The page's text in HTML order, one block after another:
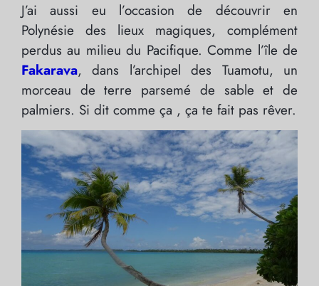
J’ai aussi eu l’occasion de découvrir en
Polynésie des lieux magiques, complément
perdus au milieu du Pacifique. Comme l’île de
Fakarava, dans l’archipel des Tuamotu, un
morceau de terre parsemé de sable et de
palmiers. Si dit comme ça , ça te fait pas rêver.